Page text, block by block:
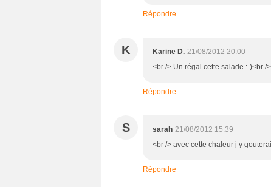
Répondre
K Karine D. 21/08/2012 20:00
<br /> Un régal cette salade :-)<br /
Répondre
S sarah 21/08/2012 15:39
<br /> avec cette chaleur j y
Répondre